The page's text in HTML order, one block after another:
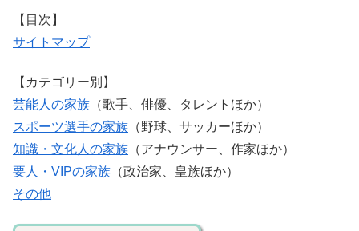
【目次】
サイトマップ
【カテゴリー別】
芸能人の家族 （歌手、俳優、タレントほか）
スポーツ選手の家族 （野球、サッカーほか）
知識・文化人の家族 （アナウンサー、作家ほか）
要人・VIPの家族 （政治家、皇族ほか）
その他